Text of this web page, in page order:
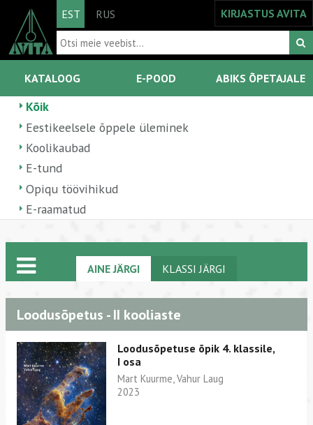
EST RUS KIRJASTUS AVITA
KATALOOG E-POOD ABIKS ÕPETAJALE
Kõik
Eestikeelsele õppele üleminek
Koolikaubad
E-tund
Opiqu töövihikud
E-raamatud
AINE JÄRGI KLASSI JÄRGI
Loodusõpetus - II kooliaste
Loodusõpetuse õpik 4. klassile,
I osa
Mart Kuurme, Vahur Laug
2023